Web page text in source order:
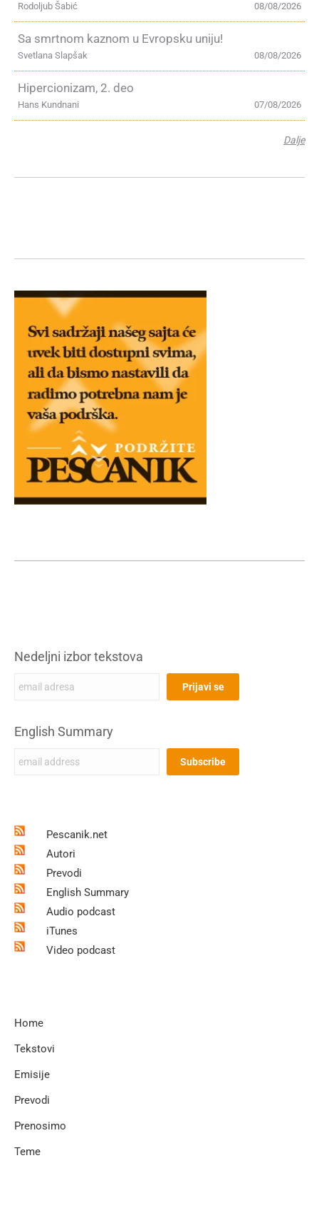
08/08/2026
Rodoljub Šabić
Sa smrtnom kaznom u Evropsku uniju!
08/08/2026
Svetlana Slapšak
Hipercionizam, 2. deo
07/08/2026
Hans Kundnani
Dalje
Nedeljni izbor tekstova
English Summary
Pescanik.net
Autori
Prevodi
English Summary
Audio podcast
iTunes
Video podcast
Home
Tekstovi
Emisije
Prevodi
Prenosimo
Teme